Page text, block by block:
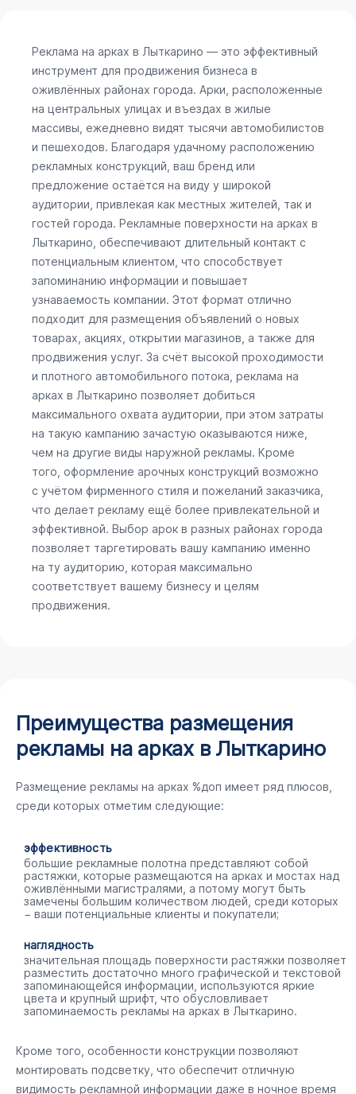
Реклама на арках в Лыткарино — это эффективный
инструмент для продвижения бизнеса в
оживлённых районах города. Арки, расположенные
на центральных улицах и въездах в жилые
массивы, ежедневно видят тысячи автомобилистов
и пешеходов. Благодаря удачному расположению
рекламных конструкций, ваш бренд или
предложение остаётся на виду у широкой
аудитории, привлекая как местных жителей, так и
гостей города. Рекламные поверхности на арках в
Лыткарино, обеспечивают длительный контакт с
потенциальным клиентом, что способствует
запоминанию информации и повышает
узнаваемость компании. Этот формат отлично
подходит для размещения объявлений о новых
товарах, акциях, открытии магазинов, а также для
продвижения услуг. За счёт высокой проходимости
и плотного автомобильного потока, реклама на
арках в Лыткарино позволяет добиться
максимального охвата аудитории, при этом затраты
на такую кампанию зачастую оказываются ниже,
чем на другие виды наружной рекламы. Кроме
того, оформление арочных конструкций возможно
с учётом фирменного стиля и пожеланий заказчика,
что делает рекламу ещё более привлекательной и
эффективной. Выбор арок в разных районах города
позволяет таргетировать вашу кампанию именно
на ту аудиторию, которая максимально
соответствует вашему бизнесу и целям
продвижения.
Преимущества размещения
рекламы на арках в Лыткарино
Размещение рекламы на арках %доп имеет ряд плюсов,
среди которых отметим следующие:
эффективность
большие рекламные полотна представляют собой
растяжки, которые размещаются на арках и мостах над
оживлёнными магистралями, а потому могут быть
замечены большим количеством людей, среди которых
− ваши потенциальные клиенты и покупатели;
наглядность
значительная площадь поверхности растяжки позволяет
разместить достаточно много графической и текстовой
запоминающейся информации, используются яркие
цвета и крупный шрифт, что обусловливает
запоминаемость рекламы на арках в Лыткарино.
Кроме того, особенности конструкции позволяют
монтировать подсветку, что обеспечит отличную
видимость рекламной информации даже в ночное время